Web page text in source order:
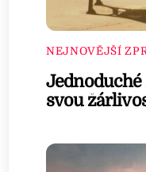
NEJNOVĚJŠÍ
Jednoduché
svou